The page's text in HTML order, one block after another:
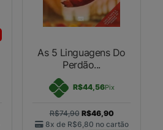
As 5 Linguagens Do
Perdão...
R$44,56Pix
R$74,90 R$46,90
8x de R$6,80 no cartão